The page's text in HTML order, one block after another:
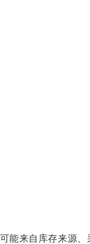
能来自库存来源